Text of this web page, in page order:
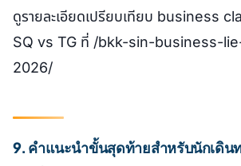
ดูรายละเอียดเปรียบเทียบ business
SQ vs TG ที่ /bkk-sin-business-
2026/
9. คำแนะนำขั้นสุดท้ายสำหรับนักเดิน